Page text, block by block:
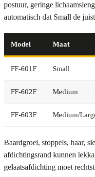
postuur, geringe
automatisch dat Small de
Model Maat
FF-601F Small
FF-602F Medium
FF-603F Medium/
Baardgroei, stoppels, haar,
afdichtingsrand kunnen
gelaatsafdichting moet